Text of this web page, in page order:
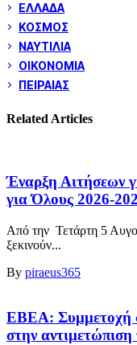
ΕΛΛΑΔΑ
ΚΟΣΜΟΣ
ΝΑΥΤΙΛΙΑ
ΟΙΚΟΝΟΜΙΑ
ΠΕΙΡΑΙΑΣ
Related Articles
Έναρξη Αιτήσεων
για Όλους 2026-
Από την Τετάρτη 5
ξεκινούν...
By piraeus365
ΕΒΕΑ: Συμμετοχή
στην